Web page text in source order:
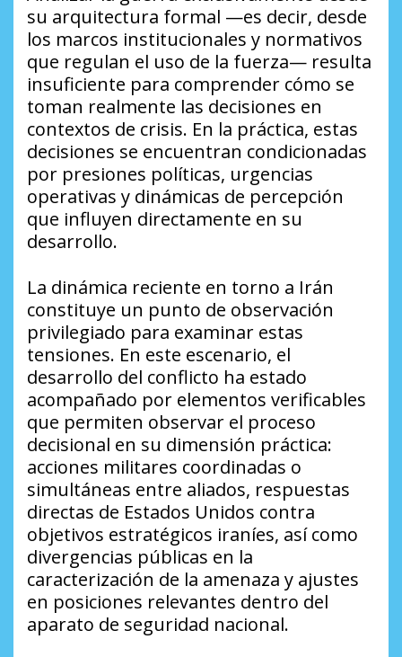
su arquitectura formal —es decir, desde
los marcos institucionales y normativos
que regulan el uso de la fuerza— resulta
insuficiente para comprender cómo se
toman realmente las decisiones en
contextos de crisis. En la práctica, estas
decisiones se encuentran condicionadas
por presiones políticas, urgencias
operativas y dinámicas de percepción
que influyen directamente en su
desarrollo.
La dinámica reciente en torno a Irán
constituye un punto de observación
privilegiado para examinar estas
tensiones. En este escenario, el
desarrollo del conflicto ha estado
acompañado por elementos verificables
que permiten observar el proceso
decisional en su dimensión práctica:
acciones militares coordinadas o
simultáneas entre aliados, respuestas
directas de Estados Unidos contra
objetivos estratégicos iraníes, así como
divergencias públicas en la
caracterización de la amenaza y ajustes
en posiciones relevantes dentro del
aparato de seguridad nacional.